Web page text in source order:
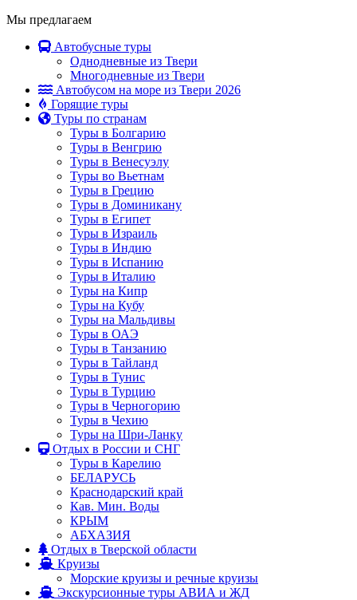
Мы предлагаем
Автобусные туры
Однодневные из Твери
Многодневные из Твери
Автобусом на море из Твери 2026
Горящие туры
Туры по странам
Туры в Болгарию
Туры в Венгрию
Туры в Венесуэлу
Туры во Вьетнам
Туры в Грецию
Туры в Доминикану
Туры в Египет
Туры в Израиль
Туры в Индию
Туры в Испанию
Туры в Италию
Туры на Кипр
Туры на Кубу
Туры на Мальдивы
Туры в ОАЭ
Туры в Танзанию
Туры в Тайланд
Туры в Тунис
Туры в Турцию
Туры в Черногорию
Туры в Чехию
Туры на Шри-Ланку
Отдых в России и СНГ
Туры в Карелию
БЕЛАРУСЬ
Краснодарский край
Кав. Мин. Воды
КРЫМ
АБХАЗИЯ
Отдых в Тверской области
Круизы
Морские круизы и речные круизы
Экскурсионные туры АВИА и ЖД